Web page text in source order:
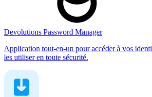
Devolutions Password Manager
Application tout-en-un pour accéder à vos
les utiliser en toute sécurité.